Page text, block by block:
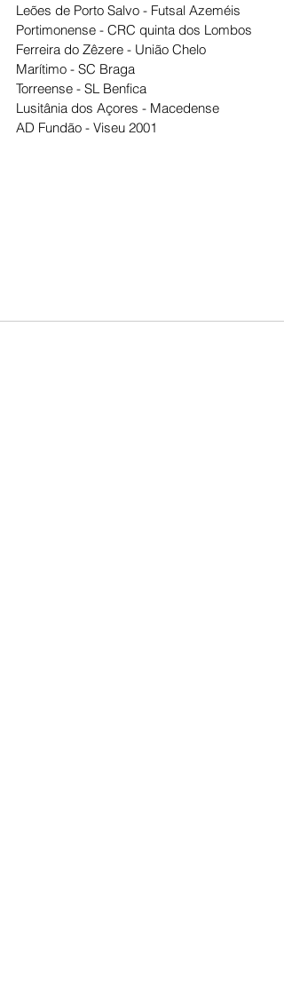
Leões de Porto Salvo - Futsal Azeméis
Portimonense - CRC quinta dos Lombos
Ferreira do Zêzere - União Chelo
Marítimo - SC Braga
Torreense - SL Benfica
Lusitânia dos Açores - Macedense
AD Fundão - Viseu 2001